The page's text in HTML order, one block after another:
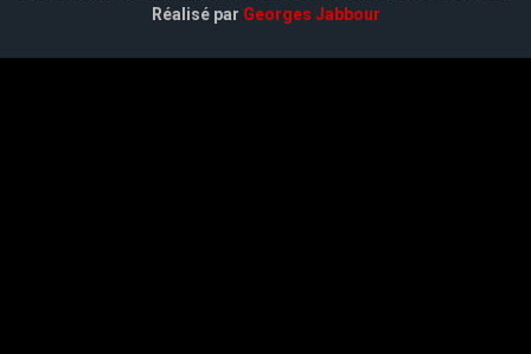
Réalisé par Georges Jabbour